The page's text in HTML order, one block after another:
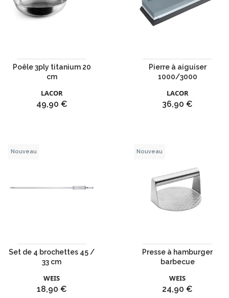
Poêle 3ply titanium 20
cm
LACOR
Prix
49,90 €
Pierre à aiguiser
1000/3000
LACOR
Prix
36,90 €
Set de 4 brochettes 45 /
33 cm
WEIS
Prix
18,90 €
Nouveau
Presse à hamburger
barbecue
WEIS
Prix
24,90 €
Nouveau